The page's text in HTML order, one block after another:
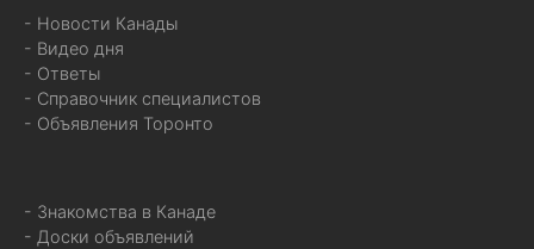
- Новости Канады
- Видео дня
- Ответы
- Справочник специалистов
- Объявления Торонто
- Знакомства в Канаде
- Доски объявлений